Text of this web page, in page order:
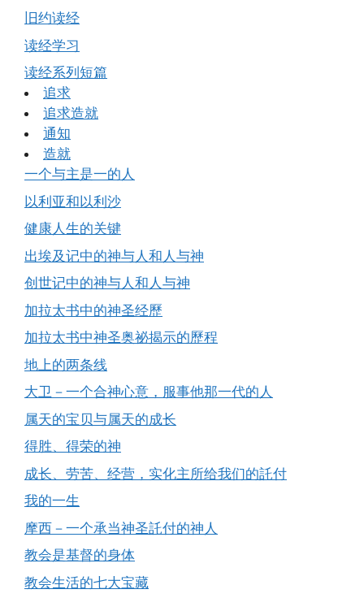
旧约读经
读经学习
读经系列短篇
追求
追求造就
通知
造就
一个与主是一的人
以利亚和以利沙
健康人生的关键
出埃及记中的神与人和人与神
创世记中的神与人和人与神
加拉太书中的神圣经歷
加拉太书中神圣奥祕揭示的歷程
地上的两条线
大卫－一个合神心意，服事他那一代的人
属天的宝贝与属天的成长
得胜、得荣的神
成长、劳苦、经营，实化主所给我们的託付
我的一生
摩西－一个承当神圣託付的神人
教会是基督的身体
教会生活的七大宝藏